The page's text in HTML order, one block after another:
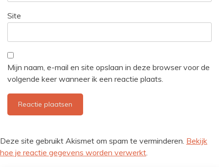
Site
Mijn naam, e-mail en site opslaan in deze browser voor de
volgende keer wanneer ik een reactie plaats.
Deze site gebruikt Akismet om spam te verminderen. Bekijk
hoe je reactie gegevens worden verwerkt